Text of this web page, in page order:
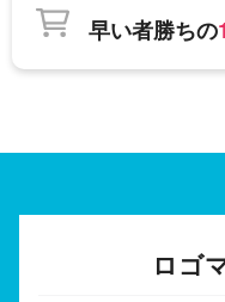
早い者勝ちの
ロゴ